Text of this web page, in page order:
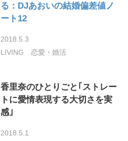
る：DJあおいの結婚偏差値ノ
ート12
2018.5.3
LIVING
恋愛・婚活
香里奈のひとりごと｢ストレー
トに愛情表現する大切さを実
感｣
2018.5.1